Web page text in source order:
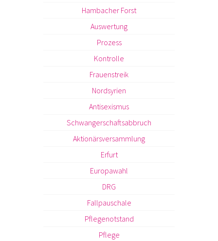
Hambacher Forst
Auswertung
Prozess
Kontrolle
Frauenstreik
Nordsyrien
Antisexismus
Schwangerschaftsabbruch
Aktionärsversammlung
Erfurt
Europawahl
DRG
Fallpauschale
Pflegenotstand
Pflege